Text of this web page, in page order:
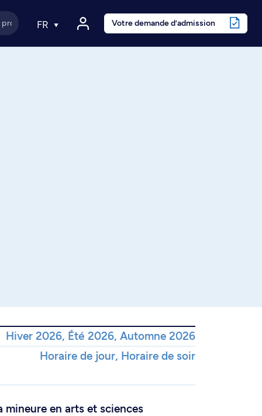
FR Votre demande d’admission
Hiver 2026, Été 2026, Automne 2026
Horaire de jour, Horaire de soir
mineure en arts et sciences